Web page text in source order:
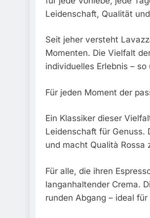
Leidenschaft, Qualität
Seit jeher versteht
Momenten. Die Vielfalt
individuelles Erlebnis –
Für jeden Moment der
Ein Klassiker dieser
Leidenschaft für Genuss.
und macht Qualità Rossa
Für alle, die ihren
langanhaltender Crema.
runden Abgang – ideal